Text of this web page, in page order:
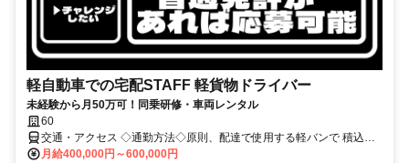
軽自動車での宅配STAFF 軽貨物ドライバー
未経験から月50万可！同乗研修・車両レンタル
60
交通・アクセス ◇通勤方法◇原則、配達で使用する軽バンで 積込地
まで行って頂く直行直帰スタイルです。 ＜事務所所在地＞ 〒320-
月給400,000円～600,000円